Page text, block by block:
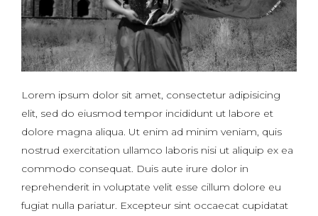
Lorem ipsum dolor sit amet, consectetur adipisicing
elit, sed do eiusmod tempor incididunt ut labore et
dolore magna aliqua. Ut enim ad minim veniam, quis
nostrud exercitation ullamco laboris nisi ut aliquip ex ea
commodo consequat. Duis aute irure dolor in
reprehenderit in voluptate velit esse cillum dolore eu
fugiat nulla pariatur. Excepteur sint occaecat cupidatat